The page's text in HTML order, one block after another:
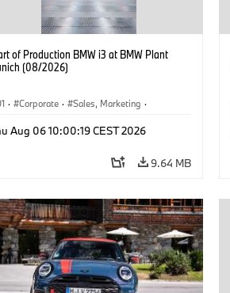
of Production BMW i3 at BMW Plant
(08/2026)
· Corporate · Sales, Marketing ·
Aug 06 10:00:19 CEST 2026
9.64 MB